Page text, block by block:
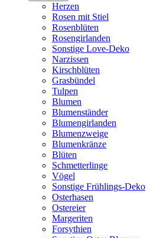
Herzen
Rosen mit Stiel
Rosenblüten
Rosengirlanden
Sonstige Love-Deko
Narzissen
Kirschblüten
Grasbündel
Tulpen
Blumen
Blumenständer
Blumengirlanden
Blumenzweige
Blumenkränze
Blüten
Schmetterlinge
Vögel
Sonstige Frühlings-Deko
Osterhasen
Ostereier
Margeriten
Forsythien